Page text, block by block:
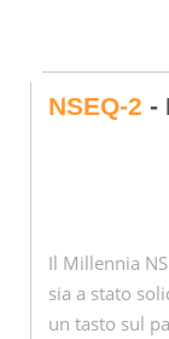
NSEQ-2 -
Il Millennia
sia a stato
un tasto sul